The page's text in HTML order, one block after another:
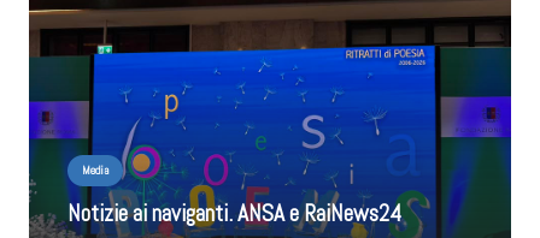
Media
Notizie ai naviganti. ANSA e RaiNews24